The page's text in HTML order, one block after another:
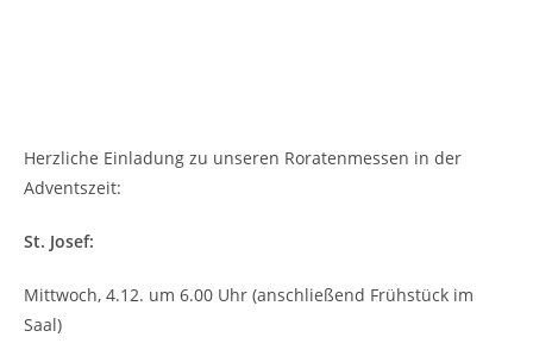
Herzliche Einladung zu unseren Roratenmessen in der
Adventszeit:
St. Josef:
Mittwoch, 4.12. um 6.00 Uhr (anschließend Frühstück im
Saal)